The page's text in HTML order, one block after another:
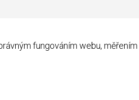
fungováním webu,